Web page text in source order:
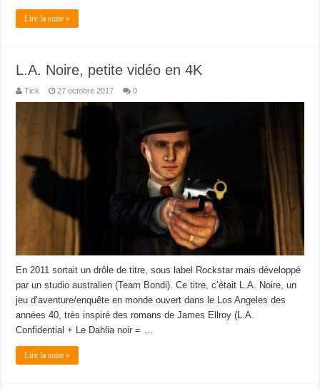
Lire la suite »
L.A. Noire, petite vidéo en 4K
Tick 27 octobre 2017 0
En 2011 sortait un drôle de titre, sous label Rockstar mais développé
par un studio australien (Team Bondi). Ce titre, c’était L.A. Noire, un
jeu d’aventure/enquête en monde ouvert dans le Los Angeles des
années 40, très inspiré des romans de James Ellroy (L.A.
Confidential + Le Dahlia noir = …
Lire la suite »